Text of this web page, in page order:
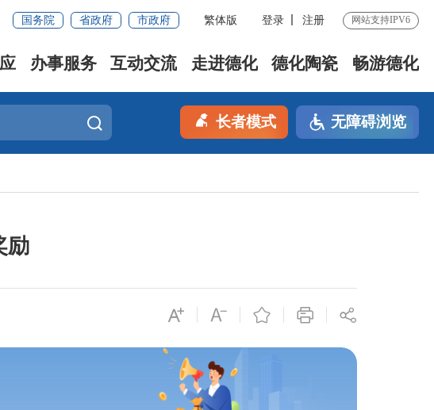
国务院 省政府 市政府 繁体版 登录 注册 网站支持IPV6
办事服务 互动交流 走进德化 德化陶瓷 畅游德化
长者模式 无障碍浏览
励